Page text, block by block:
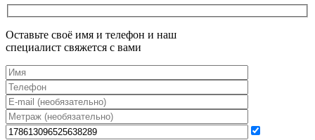
Оставьте своё имя и телефон и наш
специалист свяжется с вами